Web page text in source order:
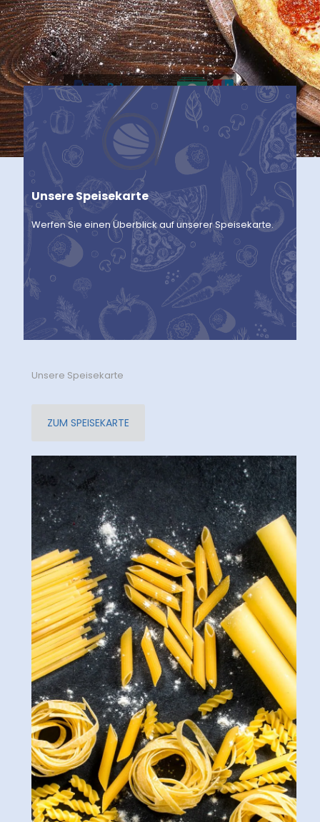
Unsere Speisekarte
Werfen Sie einen Überblick auf unserer Speisekarte.
Unsere Speisekarte
ZUM SPEISEKARTE